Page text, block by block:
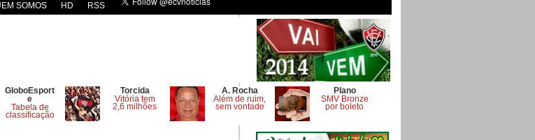
SOMOS HD RSS
GloboEsport
e
Tabela de
classificação
Torcida
Vitória tem
2,6 milhões
A. Rocha
Além de ruim,
sem vontade
Plano
SMV Bronze
por boleto